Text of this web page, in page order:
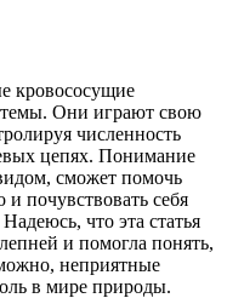
кровососущие
Они играют свою
численность
цепях. Понимание
сможет помочь
почувствовать себя
что эта статья
и помогла понять,
неприятные
в мире природы.